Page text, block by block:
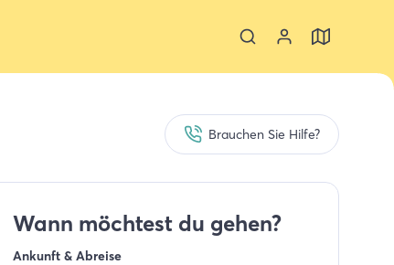
Brauchen Sie Hilfe?
Wann möchtest du gehen?
Ankunft & Abreise